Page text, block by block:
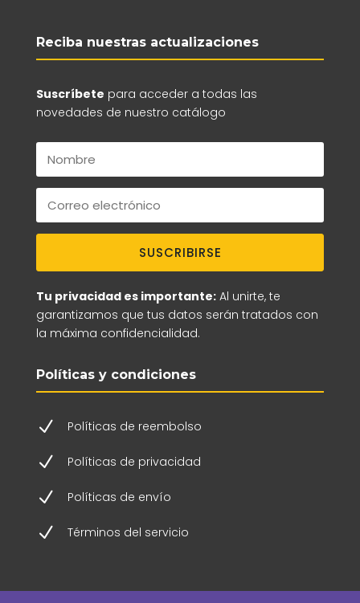
Reciba nuestras actualizaciones
Suscríbete para acceder a todas las
novedades de nuestro catálogo
SUSCRIBIRSE
Tu privacidad es importante:Al unirte, te
garantizamos que tus datos serán tratados con
la máxima confidencialidad.
Políticas y condiciones
N Políticas de reembolso
N Políticas de privacidad
N Políticas de envío
N Términos del servicio